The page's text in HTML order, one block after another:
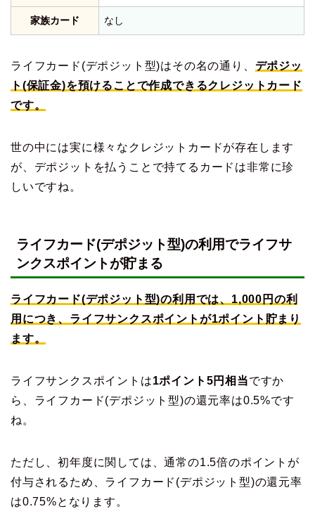
家族カード なし
ライフカード(デポジット型)はその名の通り、 デポジッ
ト(保証金)を預けることで作成できるクレジットカード
です。
世の中には実に様々なクレジットカードが存在します
が、デポジットを払うことで持てるカードは非常に珍
しいですね。
ライフカード(デポジット型)の利用でライフサ
ンクスポイントが貯まる
ライフカード(デポジット型)の利用では、1,000円の利
用につき、ライフサンクスポイントが1ポイント貯まり
ます。
ライフサンクスポイントは1ポイント5円相当ですか
ら、ライフカード(デポジット型)の還元率は0.5%です
ね。
ただし、初年度に関しては、通常の1.5倍のポイントが
付与されるため、ライフカード(デポジット型)の還元率
は0.75%となります。